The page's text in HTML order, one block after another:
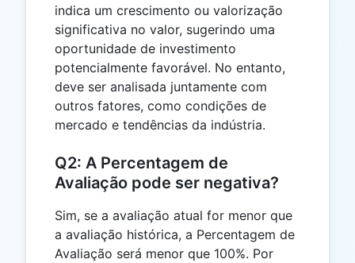
indica um crescimento ou valorização
significativa no valor, sugerindo uma
oportunidade de investimento
potencialmente favorável. No entanto,
deve ser analisada juntamente com
outros fatores, como condições de
mercado e tendências da indústria.
Q2: A Percentagem de
Avaliação pode ser negativa?
Sim, se a avaliação atual for menor que
a avaliação histórica, a Percentagem de
Avaliação será menor que 100%. Por